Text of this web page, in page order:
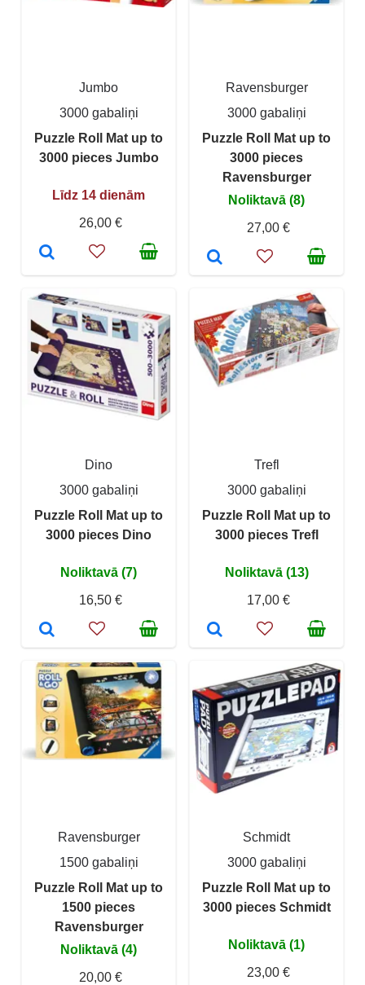
Jumbo
3000 gabaliņi
Puzzle Roll Mat up to
3000 pieces Jumbo
Līdz 14 dienām
26,00 €
Ravensburger
3000 gabaliņi
Puzzle Roll Mat up to
3000 pieces
Ravensburger
Noliktavā (8)
27,00 €
Dino
3000 gabaliņi
Puzzle Roll Mat up to
3000 pieces Dino
Noliktavā (7)
16,50 €
Trefl
3000 gabaliņi
Puzzle Roll Mat up to
3000 pieces Trefl
Noliktavā (13)
17,00 €
Ravensburger
1500 gabaliņi
Puzzle Roll Mat up to
1500 pieces
Ravensburger
Noliktavā (4)
20,00 €
Schmidt
3000 gabaliņi
Puzzle Roll Mat up to
3000 pieces Schmidt
Noliktavā (1)
23,00 €